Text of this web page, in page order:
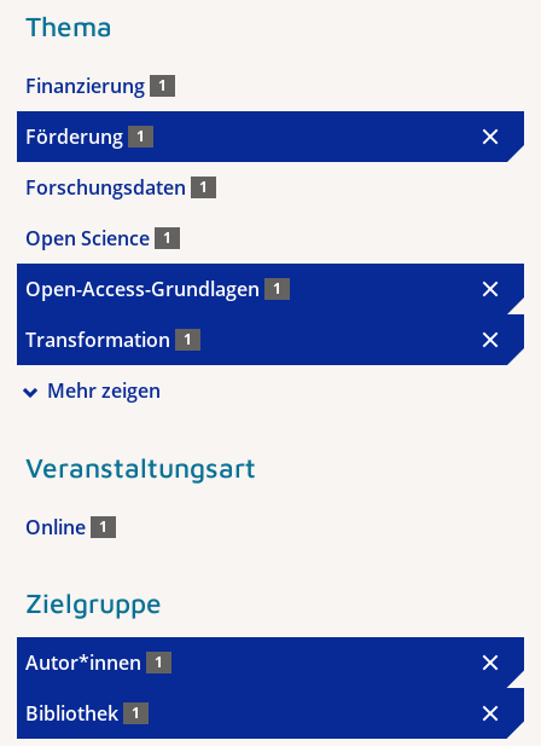
Thema
Finanzierung 1
Förderung 1
Forschungsdaten 1
Open Science 1
Open-Access-Grundlagen 1
Transformation 1
Mehr zeigen
Veranstaltungsart
Online 1
Zielgruppe
Autor*innen 1
Bibliothek 1